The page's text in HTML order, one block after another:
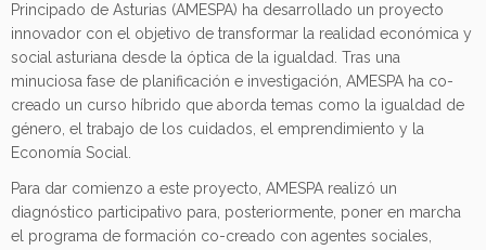
Principado de Asturias (AMESPA) ha desarrollado un proyecto
innovador con el objetivo de transformar la realidad económica y
social asturiana desde la óptica de la igualdad. Tras una
minuciosa fase de planificación e investigación, AMESPA ha co-
creado un curso híbrido que aborda temas como la igualdad de
género, el trabajo de los cuidados, el emprendimiento y la
Economía Social.
Para dar comienzo a este proyecto, AMESPA realizó un
diagnóstico participativo para, posteriormente, poner en marcha
el programa de formación co-creado con agentes sociales,